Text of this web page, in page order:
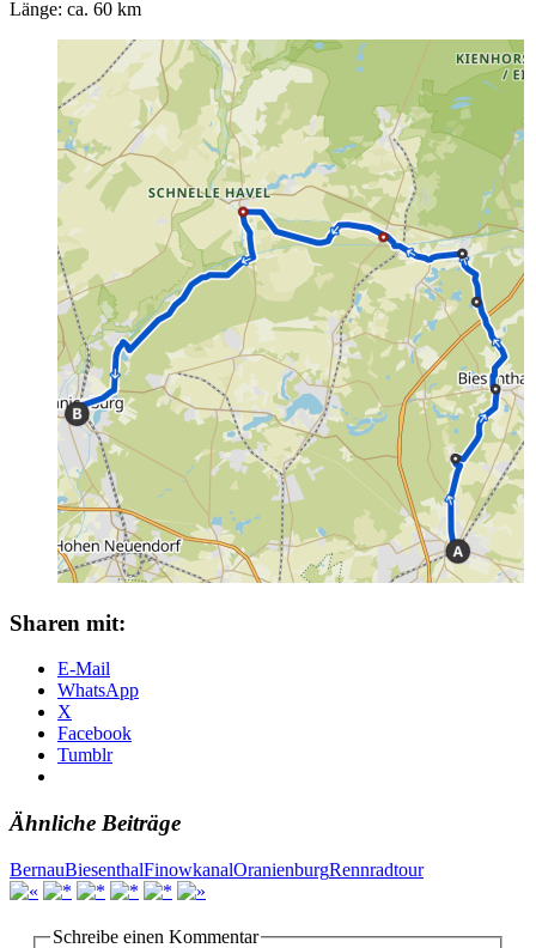
Länge: ca. 60 km
Sharen mit:
E-Mail
WhatsApp
X
Facebook
Tumblr
Ähnliche Beiträge
BernauBiesenthalFinowkanalOranienburgRennradtour
Schreibe einen Kommentar